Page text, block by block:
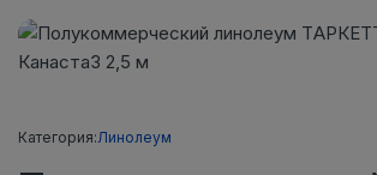
Категория:Линолеум